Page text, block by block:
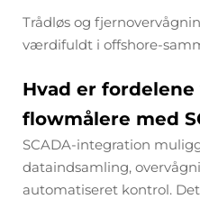
Trådløs og
værdifuldt i offshore-
Hvad er
flowmålere med
SCADA-integration
dataindsamling,
automatiseret kontrol.